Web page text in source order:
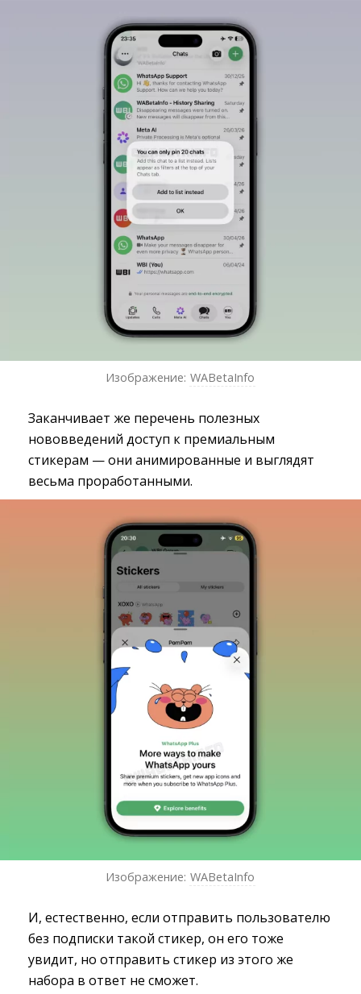
Изображение: WABetaInfo
Заканчивает же перечень полезных
нововведений доступ к премиальным
стикерам — они анимированные и выглядят
весьма проработанными.
Изображение: WABetaInfo
И, естественно, если отправить пользователю
без подписки такой стикер, он его тоже
увидит, но отправить стикер из этого же
набора в ответ не сможет.